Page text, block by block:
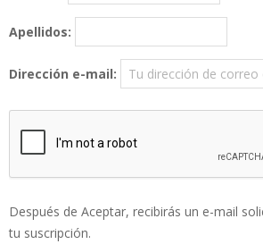
Apellidos:
Dirección e-mail:
Después de Aceptar, recibirás un e-mail
tu suscripción.